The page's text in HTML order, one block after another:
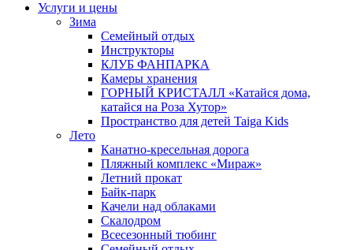
Услуги и цены
Зима
Семейный отдых
Инструкторы
КЛУБ ФАНПАРКА
Камеры хранения
ГОРНЫЙ КРИСТАЛЛ «Катайся дома,
катайся на Роза Хутор»
Пространство для детей Taiga Kids
Лето
Канатно-кресельная дорога
Пляжный комплекс «Мираж»
Летний прокат
Байк-парк
Качели над облаками
Скалодром
Всесезонный тюбинг